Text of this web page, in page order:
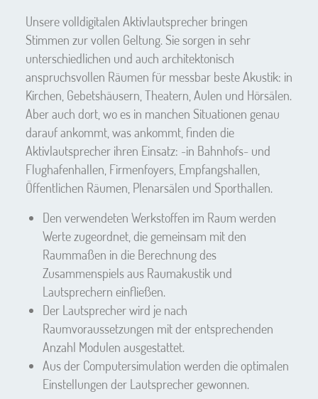
Unsere volldigitalen Aktivlautsprecher bringen
Stimmen zur vollen Geltung. Sie sorgen in sehr
unterschiedlichen und auch architektonisch
anspruchsvollen Räumen für messbar beste Akustik: in
Kirchen, Gebetshäusern, Theatern, Aulen und Hörsälen.
Aber auch dort, wo es in manchen Situationen genau
darauf ankommt, was ankommt, finden die
Aktivlautsprecher ihren Einsatz: -in Bahnhofs- und
Flughafenhallen, Firmenfoyers, Empfangshallen,
Öffentlichen Räumen, Plenarsälen und Sporthallen.
Den verwendeten Werkstoffen im Raum werden
Werte zugeordnet, die gemeinsam mit den
Raummaßen in die Berechnung des
Zusammenspiels aus Raumakustik und
Lautsprechern einfließen.
Der Lautsprecher wird je nach
Raumvoraussetzungen mit der entsprechenden
Anzahl Modulen ausgestattet.
Aus der Computersimulation werden die optimalen
Einstellungen der Lautsprecher gewonnen.